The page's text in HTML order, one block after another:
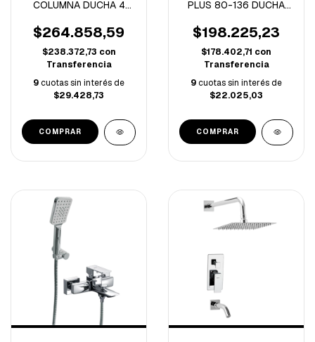
COLUMNA DUCHA 4
3030-
$264.858,59
$238.372,73 con
Transferencia
9cuotas sin interés de
$29.428,73
PLUS 80-136 DUCHA
C/CERAMICO CROMO
(A)
$198.225,23
$178.402,71 con
Transferencia
9cuotas sin interés de
$22.025,03